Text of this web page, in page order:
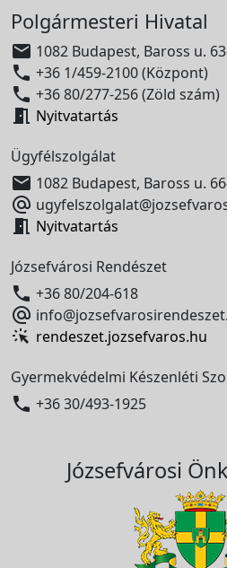
Polgármesteri Hivatal
 1082 Budapest, Baross u.
 +36 1/459-2100 (Központ)
 +36 80/277-256 (Zöld szám)
 Nyitvatartás
Ügyfélszolgálat
 1082 Budapest, Baross u.

 Nyitvatartás
Józsefvárosi Rendészet
 +36 80/204-618

rendeszet.jozsefvaros.hu
Gyermekvédelmi Készenléti
 +36 30/493-1925
Józsefvárosi